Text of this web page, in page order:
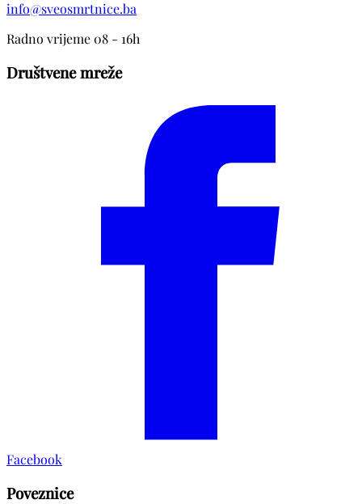
info@sveosmrtnice.ba
Radno vrijeme 08 - 16h
Društvene mreže
Facebook
Poveznice